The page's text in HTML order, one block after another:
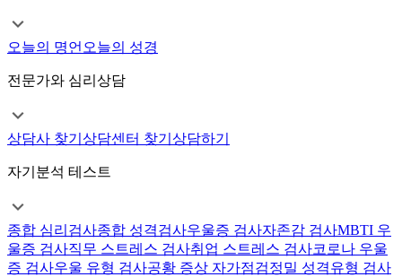
오늘의 명언 오늘의 성경
전문가와 심리상담
상담사 찾기 상담센터 찾기 상담하기
자기분석 테스트
종합 심리검사종합 성격검사우울증 검사자존감 검사MBTI 우
울증 검사직무 스트레스 검사취업 스트레스 검사코로나 우울
증 검사우울 유형 검사공황 증상 자가점검정밀 성격유형 검사